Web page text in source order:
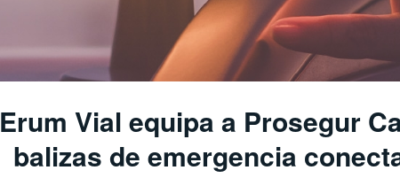
Erum Vial equipa a Prosegur
balizas de emergencia